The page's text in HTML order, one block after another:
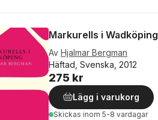
Markurells i Wadköping
Av Hjalmar Bergman
Häftad, Svenska, 2012
275 kr
Lägg i varukorg
Skickas inom 5-8 vardagar